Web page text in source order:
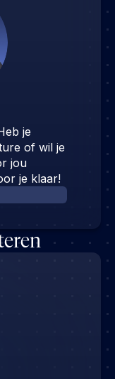
je
of wil je
jou
je klaar!